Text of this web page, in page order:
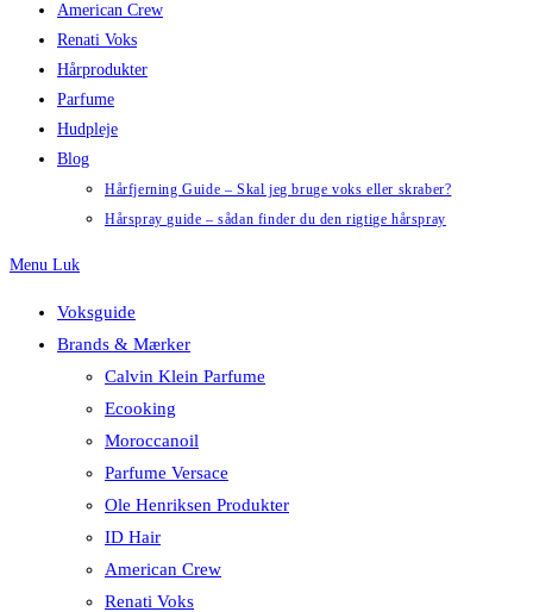
American Crew
Renati Voks
Hårprodukter
Parfume
Hudpleje
Blog
Hårfjerning Guide – Skal jeg bruge voks eller skraber?
Hårspray guide – sådan finder du den rigtige hårspray
Menu Luk
Voksguide
Brands & Mærker
Calvin Klein Parfume
Ecooking
Moroccanoil
Parfume Versace
Ole Henriksen Produkter
ID Hair
American Crew
Renati Voks